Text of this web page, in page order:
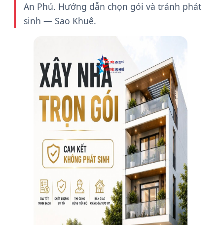
An Phú. Hướng dẫn chọn gói và tránh phát
sinh — Sao Khuê.